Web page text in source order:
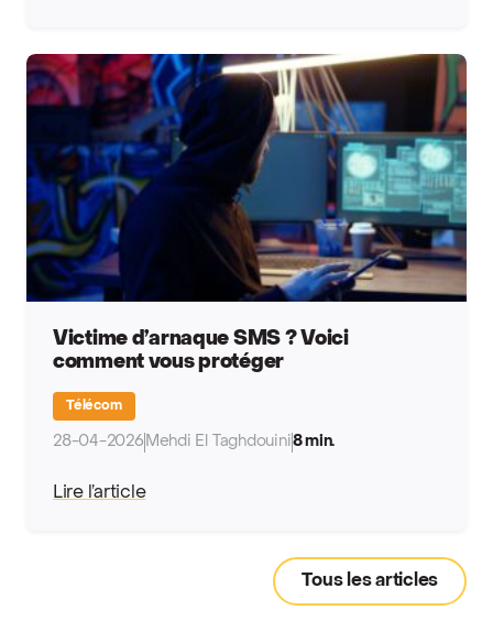
Victime d’arnaque SMS ? Voici
comment vous protéger
Télécom
28-04-2026 Mehdi El Taghdouini8 min.
Lire l’article
Tous les articles